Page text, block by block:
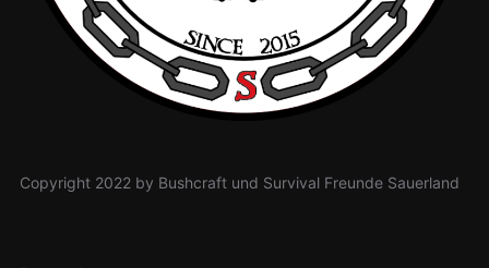
Copyright 2022 by Bushcraft und Survival Freunde Sauerland